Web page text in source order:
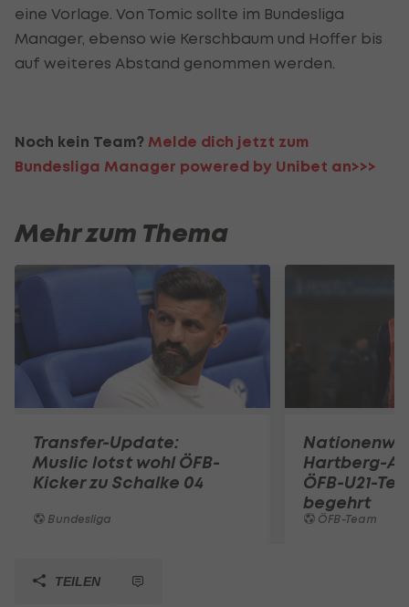
eine Vorlage. Von Tomic sollte im Bundesliga
Manager, ebenso wie Kerschbaum und Hoffer bis
auf weiteres Abstand genommen werden.
Noch kein Team? Melde dich jetzt zum
Bundesliga Manager powered by Unibet an>>>
Mehr zum Thema
Transfer-Update:
Muslic lotst wohl ÖFB-
Kicker zu Schalke 04
Bundesliga
Hartberg-
ÖFB-U21-
begehrt
ÖFB-Team
TEILEN